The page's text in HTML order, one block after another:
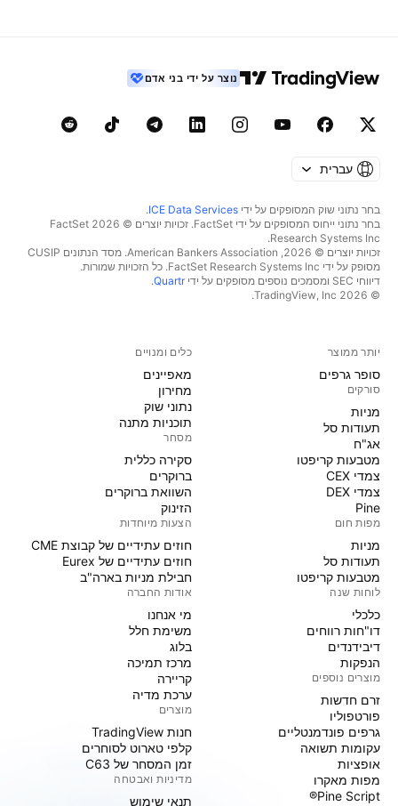
נוצר על ידי בני אדם
עברית
בחר נתוני שוק המסופקים על ידי ICE Data Services
.
בחר נתוני ייחוס המסופקים על ידי FactSet. זכויות יוצרים © 2026 ‏FactSet
Research Systems Inc.‏
זכויות יוצרים © 2026, ‏American Bankers Association. מסד הנתונים CUSIP
מסופק על ידי FactSet Research Systems Inc. כל הזכויות שמורות.
דיווחי SEC ומסמכים נוספים מסופקים על ידי
Quartr
.
© 2026 ‏TradingView, Inc.‏
יותר ממוצר
סופר גרפים
סורקים
מניות‏
תעודות סל
אג"ח
מטבעות קריפטו
צמדי CEX
צמדי DEX
Pine
מפות חום
מניות‏
תעודות סל
מטבעות קריפטו
לוחות שנה
כלכלי
דו"חות רווחים
דיבידנדים
הנפקות
מוצרים נוספים
זרם חדשות
פורטפוליו
גרפים פונדמנטליים
עקומות תשואה
אופציות
מפות מאקרו
Pine Script®
כלים ומנויים
מאפיינים
מחירון
נתוני שוק
תוכניות מתנה
מסחר
סקירה כללית
ברוקרים
השוואת ברוקרים
הזינוק
הצעות מיוחדות
חוזים עתידיים של קבוצת CME
חוזים עתידיים של Eurex
חבילת מניות בארה"ב
אודות החברה
מי אנחנו
משימת חלל
בלוג
מרכז תמיכה
קריירה
ערכת מדיה
מוצרים
חנות TradingView
קלפי טארוט לסוחרים
זמן המסחר של C63
מדיניות ואבטחה
תנאי שימוש